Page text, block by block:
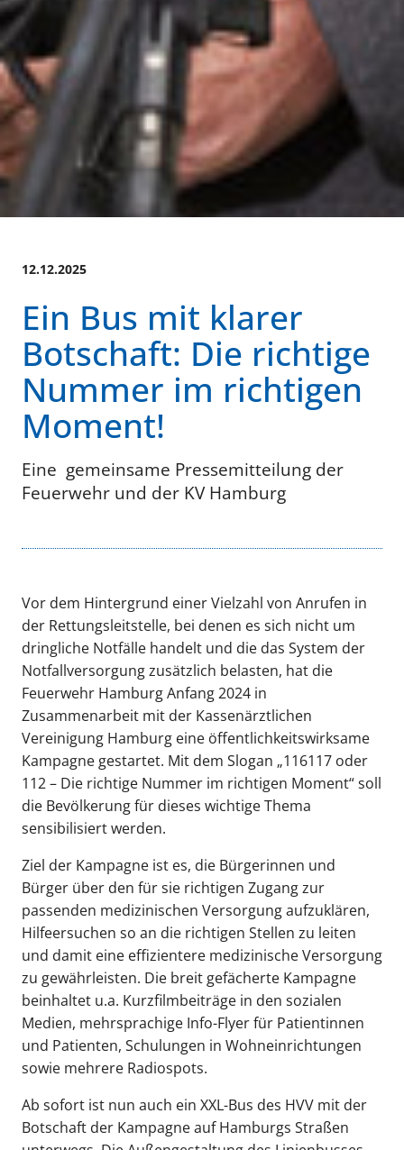
12.12.2025
Ein Bus mit klarer
Botschaft: Die richtige
Nummer im richtigen
Moment!
Eine gemeinsame Pressemitteilung der
Feuerwehr und der KV Hamburg
Vor dem Hintergrund einer Vielzahl von Anrufen in
der Rettungsleitstelle, bei denen es sich nicht um
dringliche Notfälle handelt und die das System der
Notfallversorgung zusätzlich belasten, hat die
Feuerwehr Hamburg Anfang 2024 in
Zusammenarbeit mit der Kassenärztlichen
Vereinigung Hamburg eine öffentlichkeitswirksame
Kampagne gestartet. Mit dem Slogan „116117 oder
112 – Die richtige Nummer im richtigen Moment“ soll
die Bevölkerung für dieses wichtige Thema
sensibilisiert werden.
Ziel der Kampagne ist es, die Bürgerinnen und
Bürger über den für sie richtigen Zugang zur
passenden medizinischen Versorgung aufzuklären,
Hilfeersuchen so an die richtigen Stellen zu leiten
und damit eine effizientere medizinische Versorgung
zu gewährleisten. Die breit gefächerte Kampagne
beinhaltet u.a. Kurzfilmbeiträge in den sozialen
Medien, mehrsprachige Info-Flyer für Patientinnen
und Patienten, Schulungen in Wohneinrichtungen
sowie mehrere Radiospots.
Ab sofort ist nun auch ein XXL-Bus des HVV mit der
Botschaft der Kampagne auf Hamburgs Straßen